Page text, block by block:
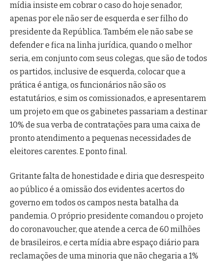
mídia insiste em cobrar o caso do hoje senador,
apenas por ele não ser de esquerda e ser filho do
presidente da República. Também ele não sabe se
defender e fica na linha jurídica, quando o melhor
seria, em conjunto com seus colegas, que são de todos
os partidos, inclusive de esquerda, colocar que a
prática é antiga, os funcionários não são os
estatutários, e sim os comissionados, e apresentarem
um projeto em que os gabinetes passariam a destinar
10% de sua verba de contratações para uma caixa de
pronto atendimento a pequenas necessidades de
eleitores carentes. E ponto final.
Gritante falta de honestidade e diria que desrespeito
ao público é a omissão dos evidentes acertos do
governo em todos os campos nesta batalha da
pandemia. O próprio presidente comandou o projeto
do coronavoucher, que atende a cerca de 60 milhões
de brasileiros, e certa mídia abre espaço diário para
reclamações de uma minoria que não chegaria a 1%